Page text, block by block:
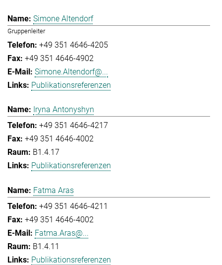
Simone Altendorf
Gruppenleiter
+49 351 4646-4205
+49 351 4646-4902
Simone.Altendorf@...
Publikationsreferenzen
Iryna Antonyshyn
+49 351 4646-4217
+49 351 4646-4002
B1.4.17
Publikationsreferenzen
Fatma Aras
+49 351 4646-4211
+49 351 4646-4002
Fatma.Aras@...
B1.4.11
Publikationsreferenzen